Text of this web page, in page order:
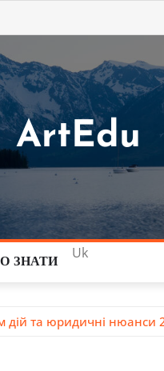
ArtEdu
ЗНАТИ
Uk
та юридичні нюанси